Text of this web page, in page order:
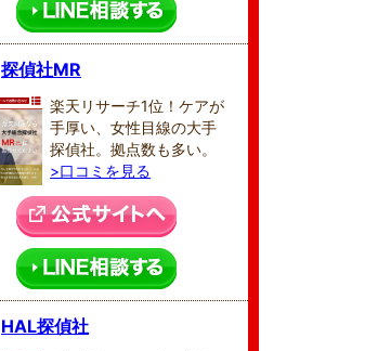
探偵社MR
楽天リサーチ1位！ケアが
手厚い、女性目線の大手
探偵社。拠点数も多い。
>口コミを見る
HAL探偵社